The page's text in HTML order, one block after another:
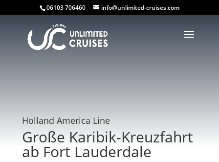
06103 706460 info@unlimited-cruises.com
Holland America Line
Große Karibik-Kreuzfahrt
ab Fort Lauderdale